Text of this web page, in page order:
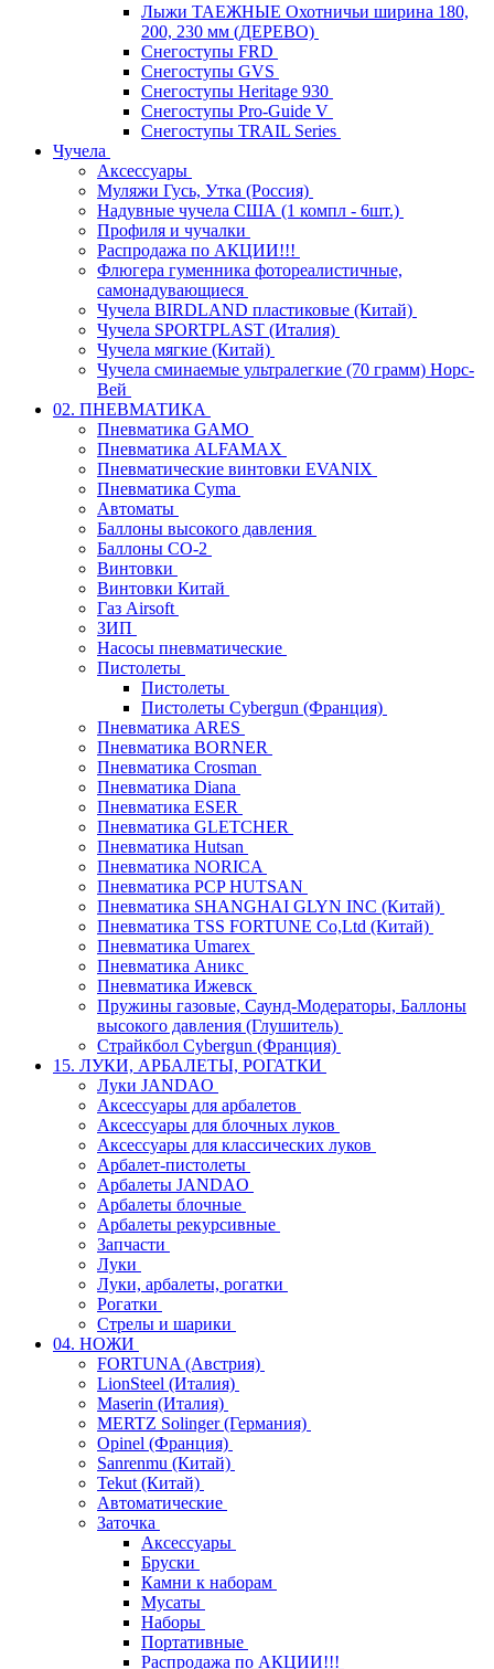
Лыжи ТАЕЖНЫЕ Охотничьи ширина 180,
200, 230 мм (ДЕРЕВО)
Снегоступы FRD
Снегоступы GVS
Снегоступы Heritage 930
Снегоступы Pro-Guide V
Снегоступы TRAIL Series
Чучела
Аксессуары
Муляжи Гусь, Утка (Россия)
Надувные чучела США (1 компл - 6шт.)
Профиля и чучалки
Распродажа по АКЦИИ!!!
Флюгера гуменника фотореалистичные,
самонадувающиеся
Чучела BIRDLAND пластиковые (Китай)
Чучела SPORTPLAST (Италия)
Чучела мягкие (Китай)
Чучела сминаемые ультралегкие (70 грамм) Норс-
Вей
02. ПНЕВМАТИКА
Пневматика GAMO
Пневматика ALFAMAX
Пневматические винтовки EVANIX
Пневматика Cyma
Автоматы
Баллоны высокого давления
Баллоны СО-2
Винтовки
Винтовки Китай
Газ Airsoft
ЗИП
Насосы пневматические
Пистолеты
Пистолеты
Пистолеты Cybergun (Франция)
Пневматика ARES
Пневматика BORNER
Пневматика Crosman
Пневматика Diana
Пневматика ESER
Пневматика GLETCHER
Пневматика Hutsan
Пневматика NORICA
Пневматика PCP HUTSAN
Пневматика SHANGHAI GLYN INC (Китай)
Пневматика TSS FORTUNE Co,Ltd (Китай)
Пневматика Umarex
Пневматика Аникс
Пневматика Ижевск
Пружины газовые, Саунд-Модераторы, Баллоны
высокого давления (Глушитель)
Страйкбол Cybergun (Франция)
15. ЛУКИ, АРБАЛЕТЫ, РОГАТКИ
Луки JANDAO
Аксессуары для арбалетов
Аксессуары для блочных луков
Аксессуары для классических луков
Арбалет-пистолеты
Арбалеты JANDAO
Арбалеты блочные
Арбалеты рекурсивные
Запчасти
Луки
Луки, арбалеты, рогатки
Рогатки
Стрелы и шарики
04. НОЖИ
FORTUNA (Австрия)
LionSteel (Италия)
Maserin (Италия)
MERTZ Solinger (Германия)
Opinel (Франция)
Sanrenmu (Китай)
Tekut (Китай)
Автоматические
Заточка
Аксессуары
Бруски
Камни к наборам
Мусаты
Наборы
Портативные
Распродажа по АКЦИИ!!!